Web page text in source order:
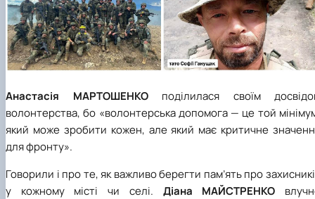
Анастасія МАРТОШЕНКОподілилася своїм
волонтерства, бо «волонтерська допомога — це той
який може зробити кожен, але який має критичне
для фронту».
Говорили і про те, як важливо берегти пам’ять про
у кожному місті чи селі. Діана МАЙСТРЕНКО